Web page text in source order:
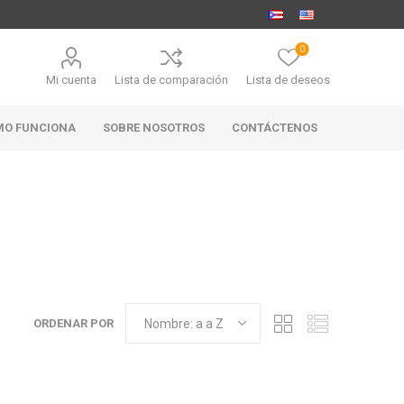
Mi cuenta Lista de comparación Lista de deseos
0
ANGUS
FUNCIONA SOBRE NOSOTROS CONTÁCTENOS
ORDENAR POR